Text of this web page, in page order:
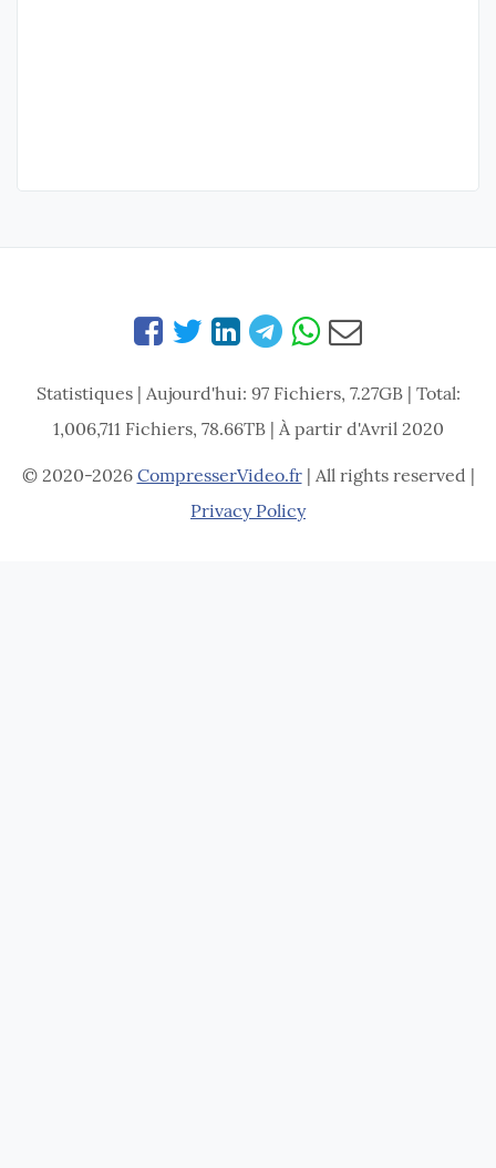
Statistiques | Aujourd'hui: 97 Fichiers, 7.27GB | Total:
1,006,711 Fichiers, 78.66TB | À partir d'Avril 2020
© 2020-2026 CompresserVideo.fr| All rights reserved |
Privacy Policy